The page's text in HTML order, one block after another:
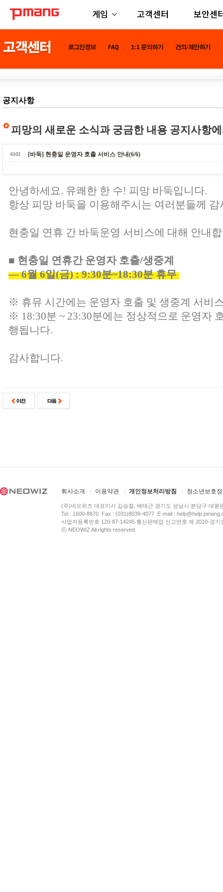
게임 고객센터 보안센
공지사항
피망의 새로운 소식과 궁금한 내용 공지사항
6102 [바둑] 현충일 운영자 호출 서비스 안내(6/6)
안녕하세요. 유쾌한 한 수! 피망 바둑입니다.
항상 피망 바둑을 이용해주시는 여러분들께 감
현충일 연휴 간 바둑운영 서비스에 대해 안내
■ 현충일 연휴간 운영자 호출/생중계
― 6월 6일(금) : 9:30분~18:30분 휴무
※ 휴뮤 시간에는 운영자 호출 및 생중계 서비
※ 18:30분 ~ 23:30분에는 정상적으로 운영자
행됩니다.
감사합니다.
회사소개 이용약관 개인정보처리방침 청소년보호
(주)네오위즈 대표이사 김승철, 배태근 경기도 성남시 분당구 대왕
Tel : 1600-8870 Fax : (031)8039-4077 E-mail :
사업자등록번호 120-87-14245 통신판매업 신고번호 제 2010-경
ⓒ NEOWIZ All rights reserved.